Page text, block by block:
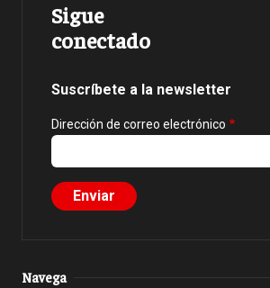
Sigue
conectado
Suscríbete a la newsletter
Dirección de correo electrónico
Navega